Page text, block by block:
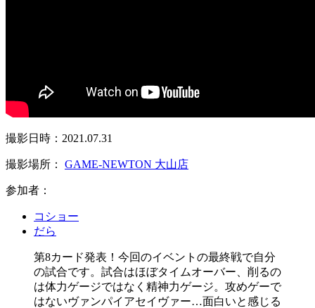
撮影日時：2021.07.31
撮影場所： GAME-NEWTON 大山店
参加者：
コショー
だら
第8カード発表！今回のイベントの最終戦で自分
の試合です。試合はほぼタイムオーバー、削るの
は体力ゲージではなく精神力ゲージ。攻めゲーで
はないヴァンパイアセイヴァー…面白いと感じる